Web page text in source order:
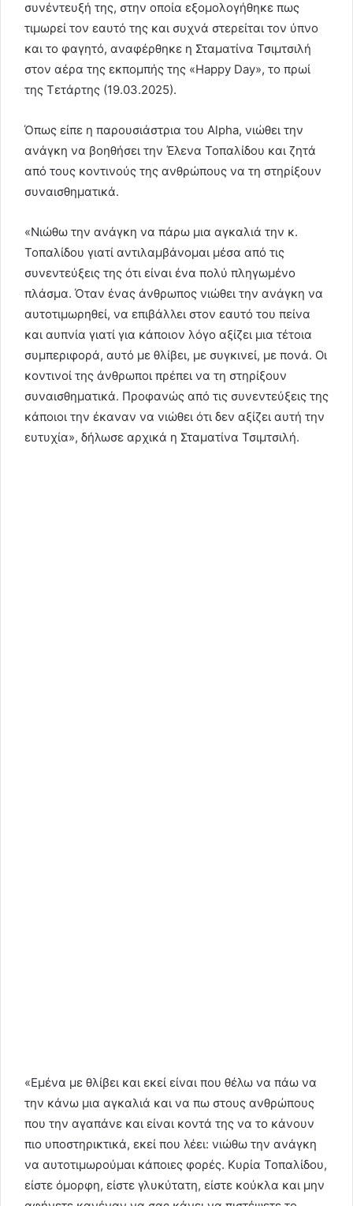
συνέντευξή της, στην οποία εξομολογήθηκε πως
τιμωρεί τον εαυτό της και συχνά στερείται τον ύπνο
και το φαγητό, αναφέρθηκε η Σταματίνα Τσιμτσιλή
στον αέρα της εκπομπής της «Happy Day», το πρωί
της Τετάρτης (19.03.2025).
Όπως είπε η παρουσιάστρια του Alpha, νιώθει την
ανάγκη να βοηθήσει την Έλενα Τοπαλίδου και ζητά
από τους κοντινούς της ανθρώπους να τη στηρίξουν
συναισθηματικά.
«Νιώθω την ανάγκη να πάρω μια αγκαλιά την κ.
Τοπαλίδου γιατί αντιλαμβάνομαι μέσα από τις
συνεντεύξεις της ότι είναι ένα πολύ πληγωμένο
πλάσμα. Όταν ένας άνθρωπος νιώθει την ανάγκη να
αυτοτιμωρηθεί, να επιβάλλει στον εαυτό του πείνα
και αυπνία γιατί για κάποιον λόγο αξίζει μια τέτοια
συμπεριφορά, αυτό με θλίβει, με συγκινεί, με πονά. Οι
κοντινοί της άνθρωποι πρέπει να τη στηρίξουν
συναισθηματικά. Προφανώς από τις συνεντεύξεις της
κάποιοι την έκαναν να νιώθει ότι δεν αξίζει αυτή την
ευτυχία», δήλωσε αρχικά η Σταματίνα Τσιμτσιλή.
«Εμένα με θλίβει και εκεί είναι που θέλω να πάω να
την κάνω μια αγκαλιά και να πω στους ανθρώπους
που την αγαπάνε και είναι κοντά της να το κάνουν
πιο υποστηρικτικά, εκεί που λέει: νιώθω την ανάγκη
να αυτοτιμωρούμαι κάποιες φορές. Κυρία Τοπαλίδου,
είστε όμορφη, είστε γλυκύτατη, είστε κούκλα και μην